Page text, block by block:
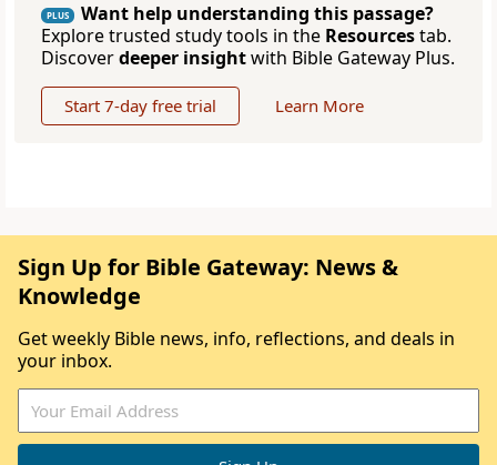
PLUS
Want help understanding this passage?
Explore trusted study tools in the Resourcestab.
Discoverdeeper insightwith Bible Gateway Plus.
Start 7-day free trial Learn More
Sign Up for Bible Gateway: News &
Knowledge
Get weekly Bible news, info, reflections, and deals in
your inbox.